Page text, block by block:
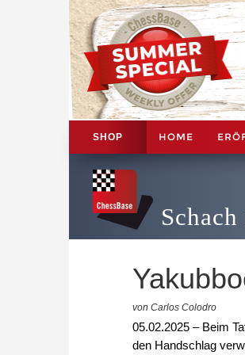
SHOP HOME
von Carlos Colodro
05.02.2025 – Beim
den Handschlag